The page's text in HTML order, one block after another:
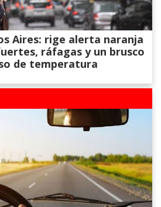
Aires: rige alerta naranja
ráfagas y un brusco
de temperatura